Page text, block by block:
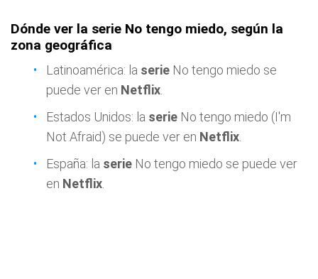
Dónde ver la serie No tengo miedo, según la
zona geográfica
Latinoamérica: la serie No tengo miedo se
puede ver en Netflix
Estados Unidos: la serie No tengo miedo (I'm
Not Afraid) se puede ver en Netflix
España: la serie No tengo miedo se puede ver
en Netflix